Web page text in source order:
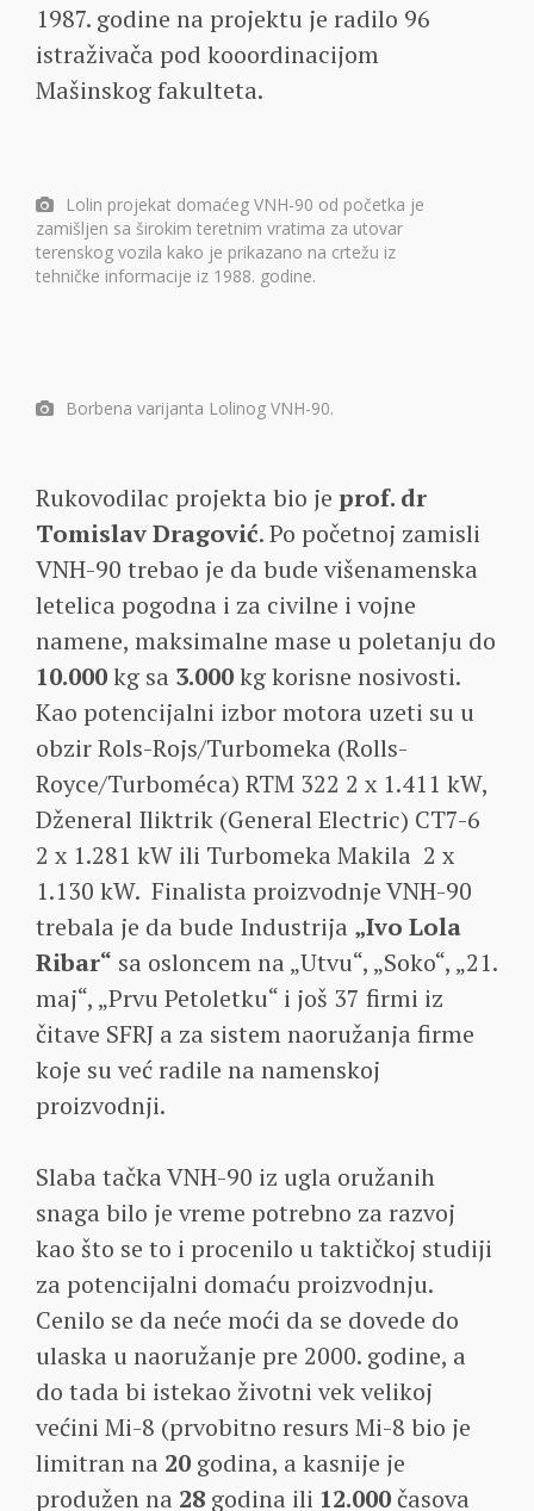
1987. godine na projektu je radilo 96
istraživača pod kooordinacijom
Mašinskog fakulteta.
Lolin projekat domaćeg VNH-90 od početka je
zamišljen sa širokim teretnim vratima za utovar
terenskog vozila kako je prikazano na crtežu iz
tehničke informacije iz 1988. godine.
Borbena varijanta Lolinog VNH-90.
Rukovodilac projekta bio je prof. dr
Tomislav Dragović. Po početnoj zamisli
VNH-90 trebao je da bude višenamenska
letelica pogodna i za civilne i vojne
namene, maksimalne mase u poletanju do
10.000kg sa 3.000kg korisne nosivosti.
Kao potencijalni izbor motora uzeti su u
obzir Rols-Rojs/Turbomeka (Rolls-
Royce/Turboméca) RTM 322 2 x 1.411 kW,
Dženeral Iliktrik (General Electric) CT7-6
2 x 1.281 kW ili Turbomeka Makila 2 x
1.130 kW. Finalista proizvodnje VNH-90
trebala je da bude Industrija „Ivo Lola
Ribar“ sa osloncem na „Utvu“, „Soko“, „21.
maj“, „Prvu Petoletku“ i još 37 firmi iz
čitave SFRJ a za sistem naoružanja firme
koje su već radile na namenskoj
proizvodnji.
Slaba tačka VNH-90 iz ugla oružanih
snaga bilo je vreme potrebno za razvoj
kao što se to i procenilo u taktičkoj studiji
za potencijalni domaću proizvodnju.
Cenilo se da neće moći da se dovede do
ulaska u naoružanje pre 2000. godine, a
do tada bi istekao životni vek velikoj
većini Mi-8 (prvobitno resurs Mi-8 bio je
limitran na 20 godina, a kasnije je
produžen na 28 godina ili 12.000časova